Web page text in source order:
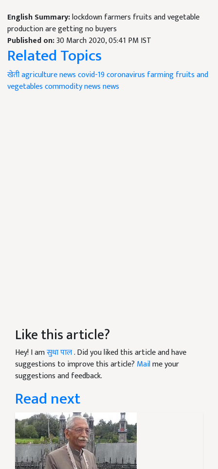
English Summary:lockdown farmers fruits and vegetable
production are getting no buyers
Published on:30 March 2020, 05:41 PM IST
Related Topics
खेतीagriculture newscovid-19coronavirus farmingfruits and
vegetablescommodity newsnews
Like this article?
Hey! I amसुधा पाल. Did you liked this article and have
suggestions to improve this article? Mailme your
suggestions and feedback.
Read next